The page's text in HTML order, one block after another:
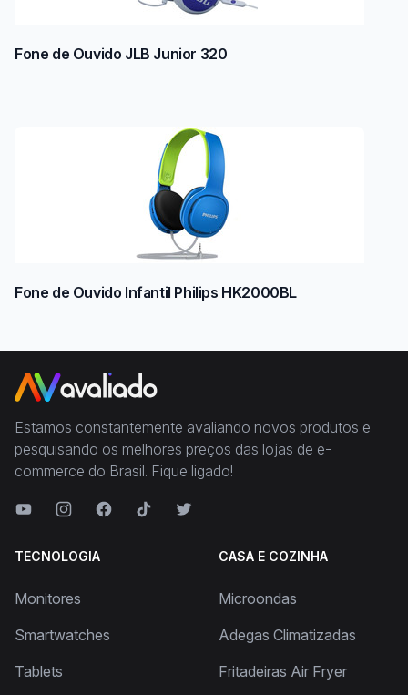
Fone de Ouvido JLB Junior 320
Fone de Ouvido Infantil Philips HK2000BL
Estamos constantemente avaliando novos produtos e
pesquisando os melhores preços das lojas de e-
commerce do Brasil. Fique ligado!
TECNOLOGIA
Monitores
Smartwatches
Tablets
CASA E COZINHA
Microondas
Adegas Climatizadas
Fritadeiras Air Fryer